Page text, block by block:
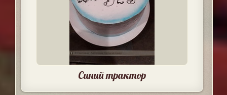
Синий трактор